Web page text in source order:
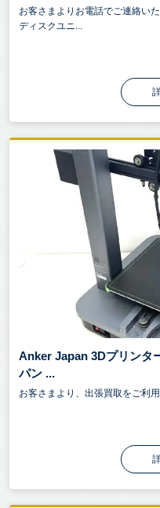
お客さまよりお電話でご連絡い
ディスクユニ...
Anker Japan 3Dプリンタ
パン ...
お客さまより、出張買取をご利